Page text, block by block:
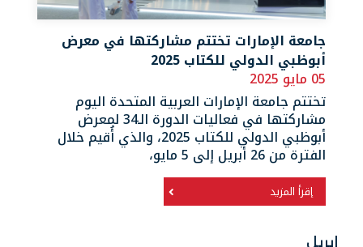
جامعة الإمارات تختتم مشاركتها في معرض
أبوظبي الدولي للكتاب 2025
05 مايو 2025
تختتم جامعة الإمارات العربية المتحدة اليوم
مشاركتها في فعاليات الدورة الـ34 لمعرض
أبوظبي الدولي للكتاب 2025، والذي أُقيم خلال
الفترة من 26 أبريل إلى 5 مايو،
إقرأ المزيد
إبريل